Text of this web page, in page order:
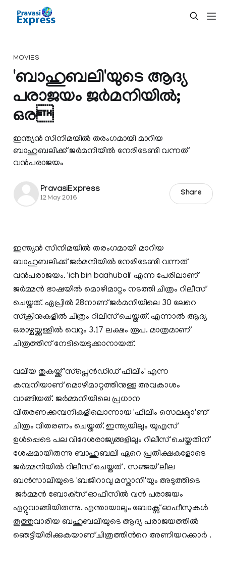
MOVIES
'ബാഹുബലി'യുടെ ആദ്യ
പരാജയം ജര്‍മനിയില്‍;
ഒര
ഇന്ത്യന്‍ സിനിമയില്‍ തരംഗമായി മാറിയ
ബാഹുബലിക്ക് ജര്‍മനിയില്‍ നേരിടേണ്ടി വന്നത്
വന്‍പരാജയം
PravasiExpress
12 May 2016
Share
ഇന്ത്യന്‍ സിനിമയില്‍ തരംഗമായി മാറിയ
ബാഹുബലിക്ക് ജര്‍മനിയില്‍ നേരിടേണ്ടി വന്നത്
വന്‍പരാജയം. 'ich bin baahubali' എന്ന പേരിലാണ്
ജര്‍മ്മന്‍ ഭാഷയില്‍ മൊഴിമാറ്റം നടത്തി ചിത്രം റിലീസ്
ചെയ്തത്. ഏപ്രില്‍ 28നാണ് ജര്‍മനിയിലെ 30 ലേറെ
സ്‌ക്രീനുകളില്‍ ചിത്രം റിലീസ് ചെയ്തത്. എന്നാല്‍ ആദ്യ
ഒരാഴ്ചയ്ക്കുള്ളില്‍ വെറും 3.17 ലക്ഷം രൂപ. മാത്രമാണ്
ചിത്രത്തിന് നേടിയെടുക്കാനായത്.
വലിയ തുകയ്ക്ക് 'സ്‌പ്ലെന്‍ഡിഡ് ഫിലിം' എന്ന
കമ്പനിയാണ് മൊഴിമാറ്റത്തിനുള്ള അവകാശം
വാങ്ങിയത്. ജര്‍മ്മനിയിലെ പ്രധാന
വിതരണക്കമ്പനികളിലൊന്നായ 'ഫിലിം സെലക്ടാ'ണ്
ചിത്രം വിതരണം ചെയ്തത്. ഇന്ത്യയിലും യുഎസ്
ഉള്‍പ്പെടെ പല വിദേശരാജ്യങ്ങളിലും റിലീസ് ചെയ്തതിന്
ശേഷമായിരുന്നു ബാഹുബലി ഏറെ പ്രതീക്ഷകളോടെ
ജര്‍മ്മനിയില്‍ റിലീസ് ചെയ്തത് . സഞ്ജയ് ലീല
ബന്‍സാലിയുടെ 'ബജിറാവു മസ്താനി'യും അടുത്തിടെ
ജര്‍മ്മന്‍ ബോക്‌സ് ഓഫീസില്‍ വന്‍ പരാജയം
ഏറ്റുവാങ്ങിയിരുന്നു. എന്തായാലും ബോക്സ്‌ ഓഫീസുകള്‍
തൂത്തുവാരിയ ബഹുബലിയുടെ ആദ്യ പരാജയത്തില്‍
ഞെട്ടിയിരിക്കുകയാണ് ചിത്രത്തിന്‍റെ അണിയറക്കാര്‍ .